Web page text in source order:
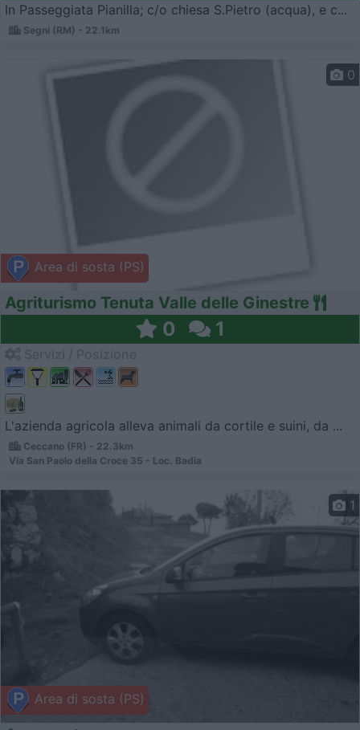
In Passeggiata Pianilla; c/o chiesa S.Pietro (acqua), e c...
Segni (RM) - 22.1km
Area di sosta (PS)
0
Agriturismo Tenuta Valle delle Ginestre
0 1
L'azienda agricola alleva animali da cortile e suini, da ...
Ceccano (FR) - 22.3km
Via San Paolo della Croce 35 - Loc. Badia
Area di sosta (PS)
1